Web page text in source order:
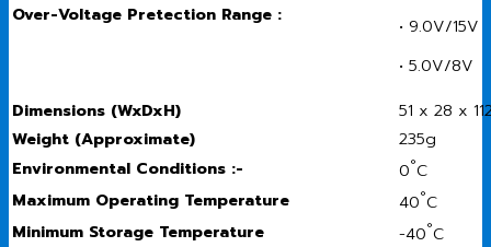
Over-Voltage Pretection Range :
• 9.0V/15V
• 5.0V/8V
Dimensions (WxDxH)
51 x 28 x
Weight (Approximate)
235g
Environmental Conditions :-
0°C
Maximum Operating Temperature
40°C
Minimum Storage Temperature
-40°C